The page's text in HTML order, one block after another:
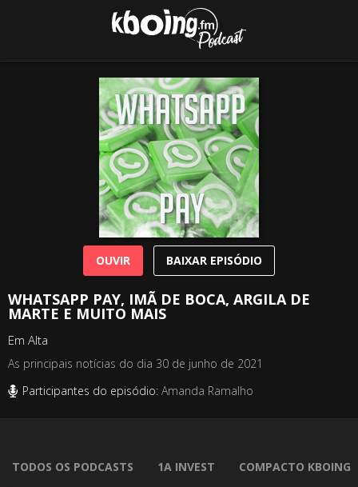
WHATSAPP PAY, IMÃ DE BOCA, ARGILA DE
MARTE E MUITO MAIS
Em Alta
As principais notícias do dia 30 de junho de 2021
Participantes do episódio: Amanda Ramalho
OUVIR BAIXAR EPISÓDIO
TODOS OS PODCASTS 1A INVEST COMPACTO KBOING